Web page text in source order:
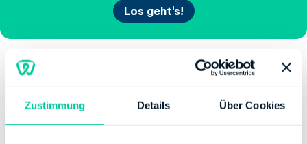
Zustimmung Details Über Cookies
Los geht's!
Vorteile von wundertax